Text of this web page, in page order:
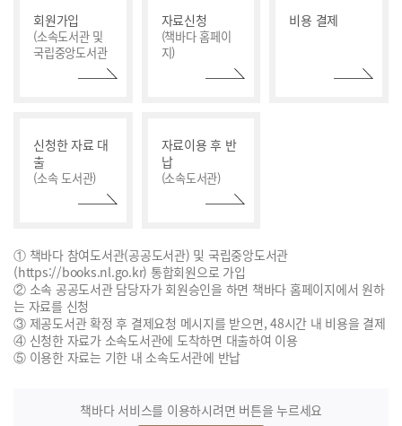
회원가입
(소속도서관 및
국립중앙도서관
자료신청
(책바다 홈페이
지)
비용 결제
신청한 자료 대
출
(소속 도서관)
자료이용 후 반
납
(소속도서관)
① 책바다 참여도서관(공공도서관) 및 국립중앙도서관
(https://books.nl.go.kr) 통합회원으로 가입
② 소속 공공도서관 담당자가 회원승인을 하면 책바다 홈페이지에서 원하
는 자료를 신청
③ 제공도서관 확정 후 결제요청 메시지를 받으면, 48시간 내 비용을 결제
④ 신청한 자료가 소속도서관에 도착하면 대출하여 이용
⑤ 이용한 자료는 기한 내 소속도서관에 반납
책바다 서비스를 이용하시려면 버튼을 누르세요